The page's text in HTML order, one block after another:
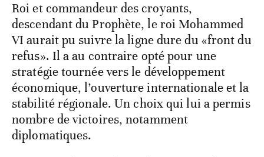
Roi et commandeur des croyants,
descendant du Prophète, le roi Mohammed
VI aurait pu suivre la ligne dure du «front du
refus». Il a au contraire opté pour une
stratégie tournée vers le développement
économique, l’ouverture internationale et la
stabilité régionale. Un choix qui lui a permis
nombre de victoires, notamment
diplomatiques.